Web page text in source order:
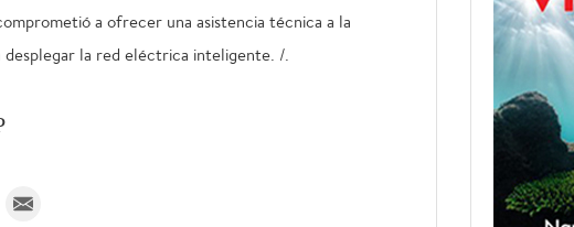
a ofrecer una asistencia técnica a la
desplegar la red eléctrica inteligente. /.